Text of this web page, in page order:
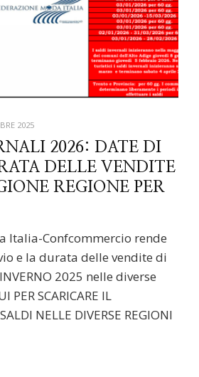
2025
2026: DATE DI
DELLE VENDITE
REGIONE PER
Italia-Confcommercio rende
e la durata delle vendite di
2025 nelle diverse
PER SCARICARE IL
NELLE DIVERSE REGIONI